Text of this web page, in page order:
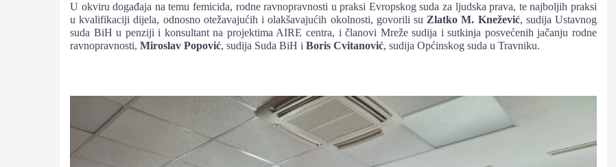
U okviru događaja na temu femicida, rodne ravnopravnosti u praksi Evropskog suda za ljudska prava, te najboljih praksi
u kvalifikaciji dijela, odnosno otežavajućih i olakšavajućih okolnosti, govorili su Zlatko M. Knežević, sudija Ustavnog
suda BiH u penziji i konsultant na projektima AIRE centra, i članovi Mreže sudija i sutkinja posvećenih jačanju rodne
ravnopravnosti, Miroslav Popović, sudija Suda BiH i Boris Cvitanović, sudija Općinskog suda u Travniku.